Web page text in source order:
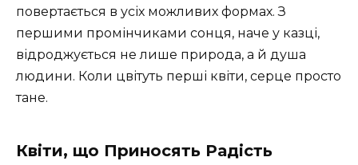
повертається в усіх можливих формах. З
першими промінчиками сонця, наче у казці,
відроджується не лише природа, а й душа
людини. Коли цвітуть перші квіти, серце просто
тане.
Квіти, що Приносять Радість